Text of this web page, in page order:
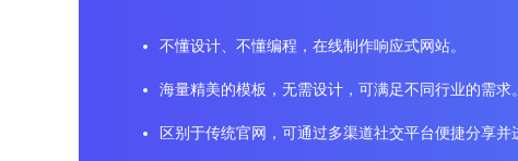
不懂设计、不懂编程，在线制作响应式网站。
海量精美的模板，无需设计，可满足不同行业的需求。
区别于传统官网，可通过多渠道社交平台便捷分享并